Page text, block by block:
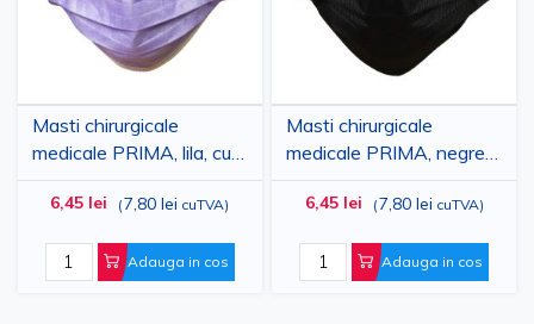
Masti chirurgicale
medicale PRIMA, lila, cu
elastic, tip IIR, 3 straturi,
50 bucati
6,45 lei (7,80 lei cuTVA)
Adauga in cos
Masti chirurgicale
medicale PRIMA, negre,
cu elastic, tip IIR, 3
straturi, 50 bucati
6,45 lei (7,80 lei cuTVA)
Adauga in cos